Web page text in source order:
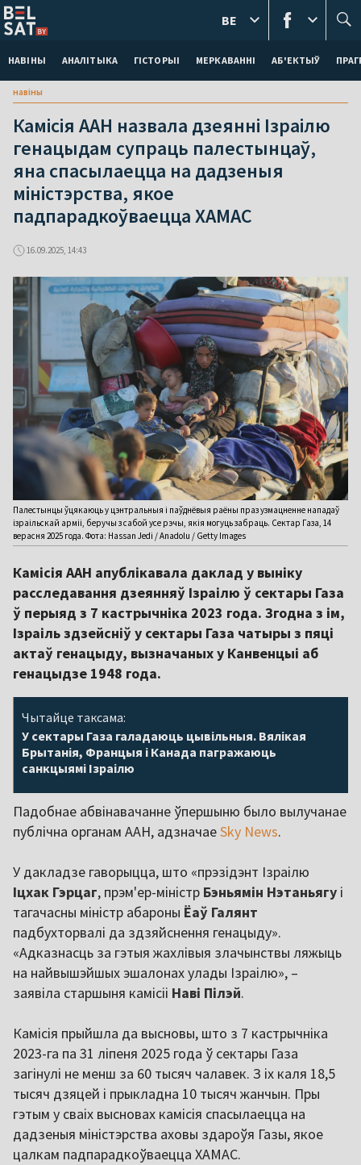
НАВІНЫ АНАЛІТЫКА ГІСТОРЫІ МЕРКАВАННI АБ'ЕКТЫЎ
BE
навіны
Камісія ААН назвала дзеянні Ізраілю
генацыдам супраць палестынцаў,
яна спасылаецца на дадзеныя
міністэрства, якое
падпарадкоўваецца ХАМАС
16.09.2025, 14:43
Палестынцы ўцякаюць у цэнтральныя і паўднёвыя раёны праз узмацненне нападаў
ізраільскай арміі, беручы з сабой усе рэчы, якія могуць забраць. Сектар Газа, 14
верасня 2025 года. Фота: Hassan Jedi / Anadolu / Getty Images
Камісія ААН апублікавала даклад у выніку
расследавання дзеянняў Ізраілю ў сектары Газа
ў перыяд з 7 кастрычніка 2023 года. Згодна з ім,
Ізраіль здзейсніў у сектары Газа чатыры з пяці
актаў генацыду, вызначаных у Канвенцыі аб
генацыдзе 1948 года.
Чытайце таксама:
У сектары Газа галадаюць цывільныя. Вялікая
Брытанія, Францыя і Канада пагражаюць
санкцыямі Ізраілю
Падобнае абвінавачанне ўпершыню было вылучанае
публічна органам ААН, адзначаеSky News.
У дакладзе гаворыцца, што «прэзідэнт Ізраілю
Іцхак Гэрцаг, прэм'ер-міністр Бэньямін Нэтаньягу і
тагачасны міністр абароны Ёаў Галянт
падбухторвалі да здзяйснення генацыду».
«Адказнасць за гэтыя жахлівыя злачынствы ляжыць
на найвышэйшых эшалонах улады Ізраілю», –
заявіла старшыня камісіі Наві Пілэй.
Камісія прыйшла да высновы, што з 7 кастрычніка
2023-га па 31 ліпеня 2025 года ў сектары Газа
загінулі не менш за 60 тысяч чалавек. З іх каля 18,5
тысяч дзяцей і прыкладна 10 тысяч жанчын. Пры
гэтым у сваіх высновах камісія спасылаецца на
дадзеныя міністэрства аховы здароўя Газы, якое
цалкам падпарадкоўваецца ХАМАС.